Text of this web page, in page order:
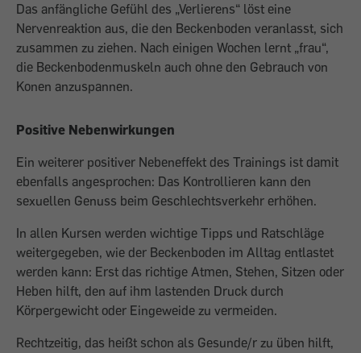
Das anfängliche Gefühl des „Verlierens“ löst eine
Nervenreaktion aus, die den Beckenboden veranlasst, sich
zusammen zu ziehen. Nach einigen Wochen lernt „frau“,
die Beckenbodenmuskeln auch ohne den Gebrauch von
Konen anzuspannen.
Positive Nebenwirkungen
Ein weiterer positiver Nebeneffekt des Trainings ist damit
ebenfalls angesprochen: Das Kontrollieren kann den
sexuellen Genuss beim Geschlechtsverkehr erhöhen.
In allen Kursen werden wichtige Tipps und Ratschläge
weitergegeben, wie der Beckenboden im Alltag entlastet
werden kann: Erst das richtige Atmen, Stehen, Sitzen oder
Heben hilft, den auf ihm lastenden Druck durch
Körpergewicht oder Eingeweide zu vermeiden.
Rechtzeitig, das heißt schon als Gesunde/r zu üben hilft,